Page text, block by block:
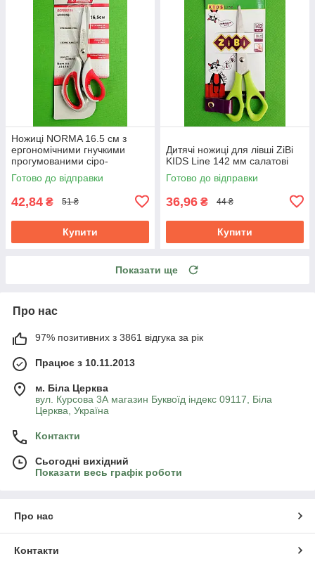
Ножиці NORMA 16.5 см з
ергономічними гнучкими
прогумованими сіро-
червоними ручками 1.8 мм
Готово до відправки
42,84 ₴ 51 ₴
Купити
Дитячі ножиці для лівші ZiBi
KIDS Line 142 мм салатові
Готово до відправки
36,96 ₴ 44 ₴
Купити
Показати ще
Про нас
97% позитивних з 3861 відгука за рік
Працює з 10.11.2013
м. Біла Церква
вул. Курсова 3А магазин Буквоїд індекс 09117, Біла
Церква, Україна
Контакти
Сьогодні вихідний
Показати весь графік роботи
Про нас
Контакти